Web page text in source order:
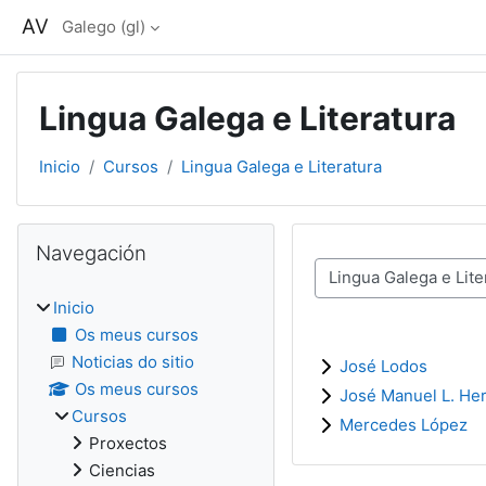
AV Galego ‎(gl)‎
Lingua Galega e Literatura
Inicio Cursos Lingua Galega e Literatura
Categorías de cursos
José Lodos
José Manuel L.
Mercedes López
Bloques
Navegación
Inicio
Os meus cursos
Noticias do sitio
Os meus cursos
Cursos
Proxectos
Ciencias